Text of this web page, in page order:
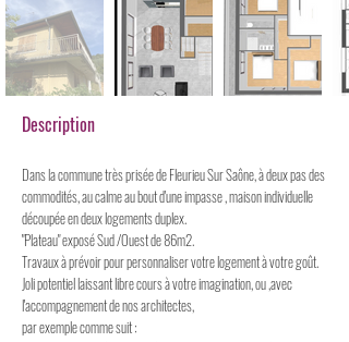
Description
Dans la commune très prisée de Fleurieu Sur Saône, à deux pas des
commodités, au calme au bout d'une impasse , maison individuelle
découpée en deux logements duplex.
"Plateau" exposé Sud /Ouest de 86m2.
Travaux à prévoir pour personnaliser votre logement à votre goût.
Joli potentiel laissant libre cours à votre imagination, ou ,avec
l'accompagnement de nos architectes,
par exemple comme suit :